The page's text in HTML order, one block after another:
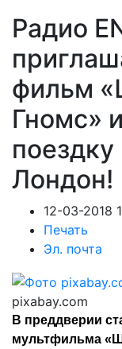
Радио
фильм
Гномс»
поездку
Лондон!
12-03-2018
Печать
Эл. почта
pixabay.com
В преддверии
мультфильма